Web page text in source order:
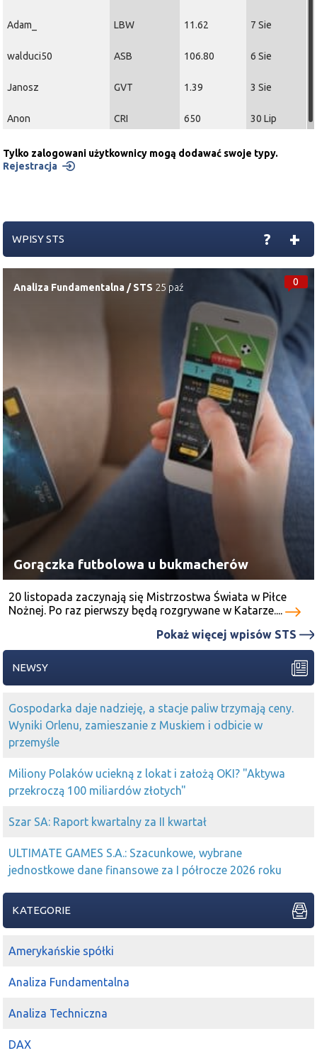
Adam_ LBW 11.62 7 Sie
walduci50 ASB 106.80 6 Sie
Janosz GVT 1.39 3 Sie
Anon CRI 650 30 Lip
Tylko zalogowani użytkownicy mogą dodawać swoje typy.
Rejestracja
WPISY STS +
?
0
Analiza Fundamentalna /STS 25 paź
Gorączka futbolowa u bukmacherów
20 listopada zaczynają się Mistrzostwa Świata w Piłce
Nożnej. Po raz pierwszy będą rozgrywane w Katarze....
Pokaż więcej wpisów STS
NEWSY
Gospodarka daje nadzieję, a stacje paliw trzymają ceny.
Wyniki Orlenu, zamieszanie z Muskiem i odbicie w
przemyśle
Miliony Polaków uciekną z lokat i założą OKI? "Aktywa
przekroczą 100 miliardów złotych"
Szar SA: Raport kwartalny za II kwartał
ULTIMATE GAMES S.A.: Szacunkowe, wybrane
jednostkowe dane finansowe za I półrocze 2026 roku
KATEGORIE
Amerykańskie spółki
Analiza Fundamentalna
Analiza Techniczna
DAX